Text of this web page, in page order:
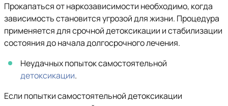
Прокапаться от наркозависимости необходимо, когда
зависимость становится угрозой для жизни. Процедура
применяется для срочной детоксикации и стабилизации
состояния до начала долгосрочного лечения.
Неудачных попыток самостоятельной
детоксикации.
Если попытки самостоятельной детоксикации